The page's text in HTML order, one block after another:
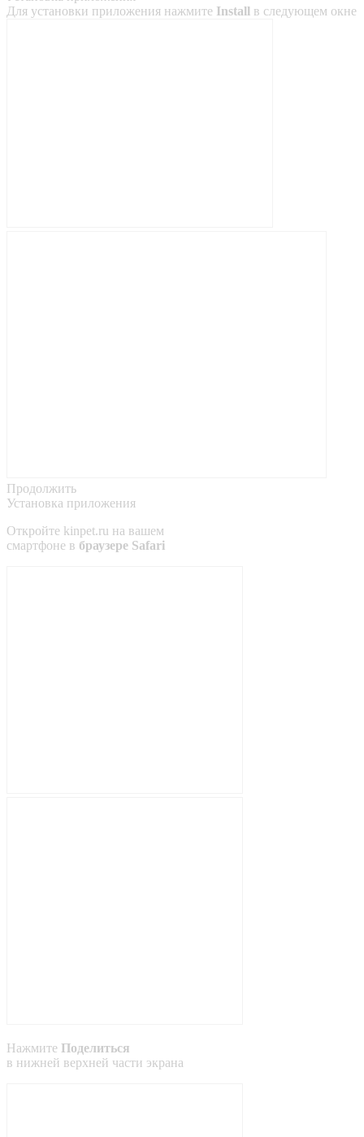
Для установки приложения нажмите Install в следующем окне
Продолжить
Установка приложения
Откройте kinpet.ru на вашем
смартфоне в браузере Safari
Нажмите Поделиться
в нижней верхней части экрана